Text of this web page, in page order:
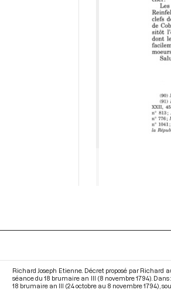
Richard Joseph Etienne. Décret proposé par
séance du 18 brumaire an III (8 novembre 1794).
18 brumaire an III (24 octobre au 8 novembre 1794) ,